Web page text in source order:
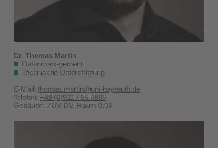
Dr. Thomas Martin
Datenmanagement
Technische Unterstützung
E-Mail: thomas.martin@uni-bayreuth.de
Telefon: +49 (0)921 / 55-5865
Gebäude: ZUV-DV, Raum 0.08